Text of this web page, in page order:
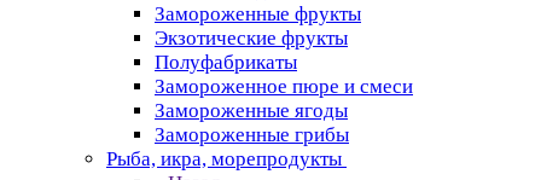
Замороженные фрукты
Экзотические фрукты
Полуфабрикаты
Замороженное пюре и смеси
Замороженные ягоды
Замороженные грибы
Рыба, икра, морепродукты